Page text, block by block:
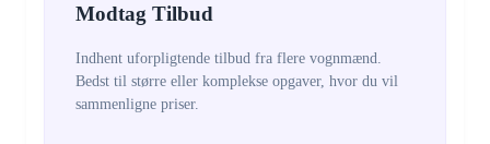
Modtag Tilbud
Indhent uforpligtende tilbud fra flere vognmænd.
Bedst til større eller komplekse opgaver, hvor du vil
sammenligne priser.